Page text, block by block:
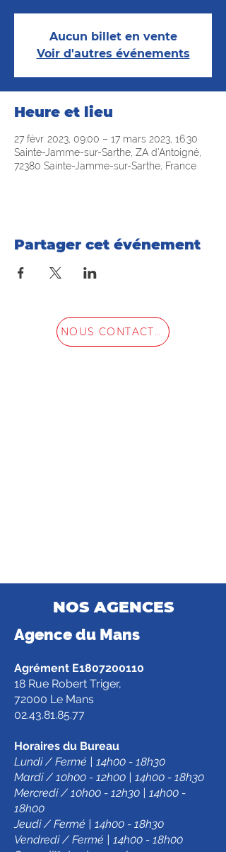
Aucun billet en vente
Voir d'autres événements
Heure et lieu
27 févr. 2023, 09:00 – 17 mars 2023, 16:30
Sainte-Jamme-sur-Sarthe, ZA d'Antoigné,
72380 Sainte-Jamme-sur-Sarthe, France
Partager cet événement
NOUS CONTACTER
NOS AGENCES
Agence du Mans
Agrément E1807200110
18 Rue Robert Triger,
72000 Le Mans
02.43.81.85.77
Horaires du Bureau
Lundi / Fermé | 14h00 - 18h30
Mardi / 10h00 - 12h00 | 14h00 - 18h30
Mercredi / 10h00 - 12h30 | 14h00 -
18h00
Jeudi / Fermé | 14h00 - 18h30
Vendredi / Fermé | 14h00 - 18h00